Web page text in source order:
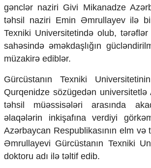
Humanitar
Elm və təhsil
Mədəniyyət
Diaspor
Yüksəliş hekayəsi
Zəfər Diasporu
Səhiyyə
Ailə və uşaq
Turizm
İqtisadiyyat
İqtisadi xəbərlər
gənclər naziri Givi Mikanadze
təhsil naziri Emin Əmrullayev ilə
Texniki Universitetində olub,
sahəsində əməkdaşlığın
müzakirə ediblər.
Gürcüstanın Texniki
Qurqenidze sözügedən universitetlə
təhsil müəssisələri arasında
əlaqələrin inkişafına verdiyi
Azərbaycan Respublikasının elm və
Əmrullayevi Gürcüstanın Texniki
doktoru adı ilə təltif edib.